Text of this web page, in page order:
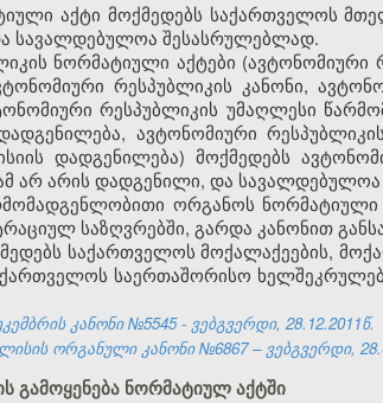
აქტი მოქმედებს საქართველოს
სავალდებულოა შესასრულებლად.
ნორმატიული აქტები (ავტონომიური
რესპუბლიკის კანონი,
რესპუბლიკის უმაღლესი
ავტონომიური
დადგენილება) მოქმედებს
არ არის დადგენილი, და
ორგანოს
საზღვრებში, გარდა კანონით
საქართველოს მოქალაქეების,
საერთაშორისო
კანონი №5545 - ვებგვერდი, 28.12.2011წ.
ორგანული კანონი №6867 – ვებგვერდი,
გამოყენება ნორმატიულ აქტში